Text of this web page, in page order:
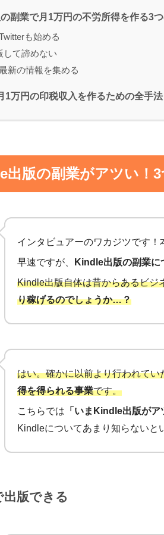
副業で月1万円の不労所得を作る3
も始める
して諦めない
新の情報を集める
1万円の印税収入を作るための全手法
出版の副業がアツい！
インタビュアーのワカジツです！
早速ですが、 Kindle出版の副業に
Kindle出版自体は昔からあるビジ
り稼げるのでしょうか…？
はい。確かに以前より行われてい
得を得られる事業です。
こちらでは 「いまKindle出版がア
Kindleについてあまり知らないと
出版できる